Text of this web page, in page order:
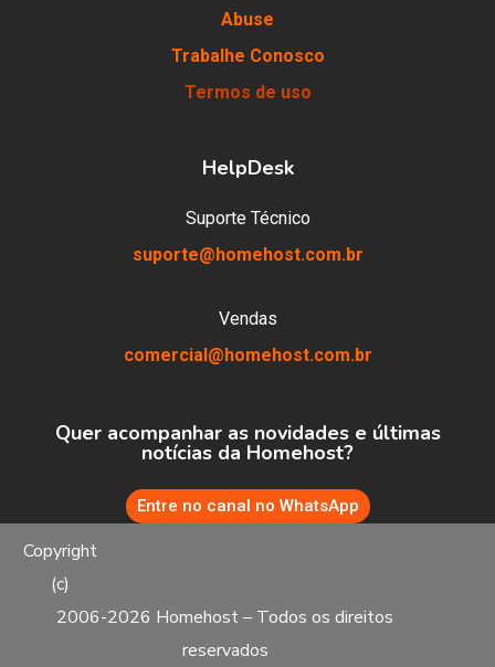
Abuse
Trabalhe Conosco
Termos de uso
HelpDesk
Suporte Técnico
suporte@homehost.com.br
Vendas
comercial@homehost.com.br
Quer acompanhar as novidades e últimas
notícias da Homehost?
Entre no canal no WhatsApp
Copyright
(c)
2006-2026 Homehost – Todos os direitos
reservados
Promoção Relâmpago:
planos de hospedagem de sites e e-mails.